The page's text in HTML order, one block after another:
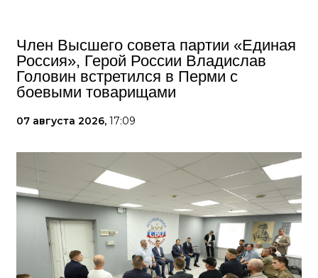
Член Высшего совета партии «Единая
Россия», Герой России Владислав
Головин встретился в Перми с
боевыми товарищами
07 августа 2026, 17:09